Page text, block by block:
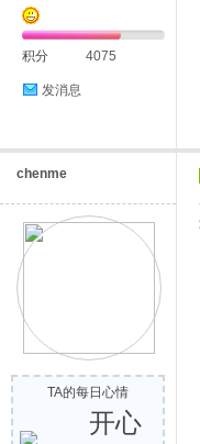
积分 4075
发消息
chenme
TA的每日心情
开心